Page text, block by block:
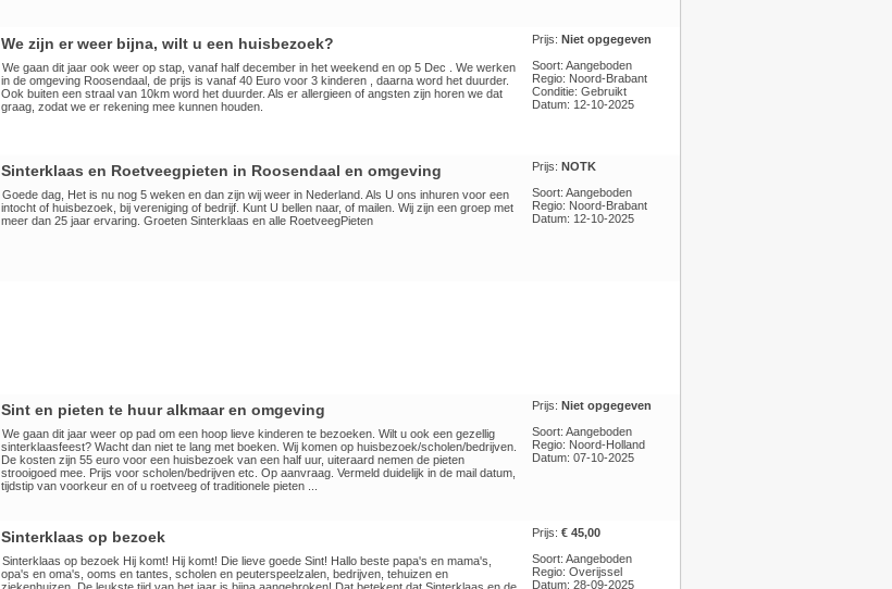
We zijn er weer bijna, wilt u een huisbezoek?
We gaan dit jaar ook weer op stap, vanaf half december in het weekend en op 5 Dec . We werken
in de omgeving Roosendaal, de prijs is vanaf 40 Euro voor 3 kinderen , daarna word het duurder.
Ook buiten een straal van 10km word het duurder. Als er allergieen of angsten zijn horen we dat
graag, zodat we er rekening mee kunnen houden.
Prijs: Niet opgegeven
Soort: Aangeboden
Regio: Noord-Brabant
Conditie: Gebruikt
Datum: 12-10-2025
Sinterklaas en Roetveegpieten in Roosendaal en omgeving
Goede dag, Het is nu nog 5 weken en dan zijn wij weer in Nederland. Als U ons inhuren voor een
intocht of huisbezoek, bij vereniging of bedrijf. Kunt U bellen naar, of mailen. Wij zijn een groep met
meer dan 25 jaar ervaring. Groeten Sinterklaas en alle RoetveegPieten
Prijs: NOTK
Soort: Aangeboden
Regio: Noord-Brabant
Datum: 12-10-2025
Sint en pieten te huur alkmaar en omgeving
We gaan dit jaar weer op pad om een hoop lieve kinderen te bezoeken. Wilt u ook een gezellig
sinterklaasfeest? Wacht dan niet te lang met boeken. Wij komen op huisbezoek/scholen/bedrijven.
De kosten zijn 55 euro voor een huisbezoek van een half uur, uiteraard nemen de pieten
strooigoed mee. Prijs voor scholen/bedrijven etc. Op aanvraag. Vermeld duidelijk in de mail datum,
tijdstip van voorkeur en of u roetveeg of traditionele pieten ...
Prijs: Niet opgegeven
Soort: Aangeboden
Regio: Noord-Holland
Datum: 07-10-2025
Sinterklaas op bezoek
Sinterklaas op bezoek Hij komt! Hij komt! Die lieve goede Sint! Hallo beste papa's en mama's,
opa's en oma's, ooms en tantes, scholen en peuterspeelzalen, bedrijven, tehuizen en
Prijs: € 45,00
Soort: Aangeboden
Regio: Overijssel
Datum: 28-09-2025